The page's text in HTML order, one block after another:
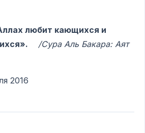
любит кающихся и
/Сура Аль Бакара: Аят
2016